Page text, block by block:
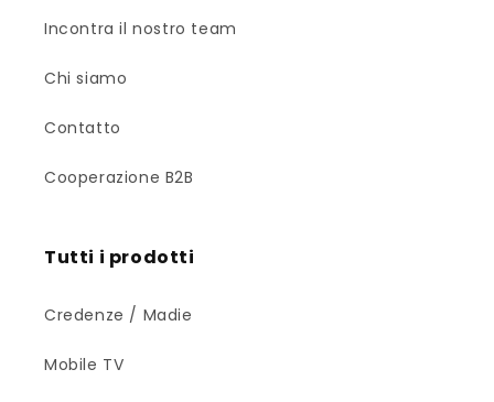
Incontra il nostro team
Chi siamo
Contatto
Cooperazione B2B
Tutti i prodotti
Credenze / Madie
Mobile TV